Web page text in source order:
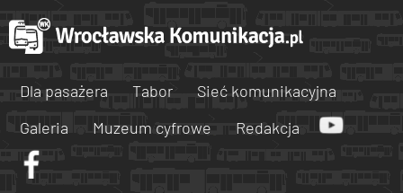
Dla pasażera Tabor
Sieć komunikacyjna
Galeria
Muzeum cyfrowe Redakcja